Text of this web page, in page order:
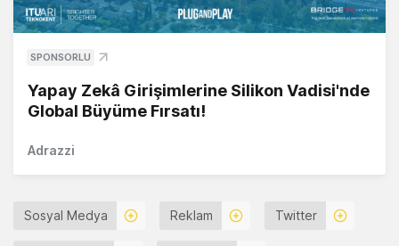
SPONSORLU
Yapay Zekâ Girişimlerine Silikon Vadisi'nde
Global Büyüme Fırsatı!
Adrazzi
Sosyal Medya Reklam Twitter